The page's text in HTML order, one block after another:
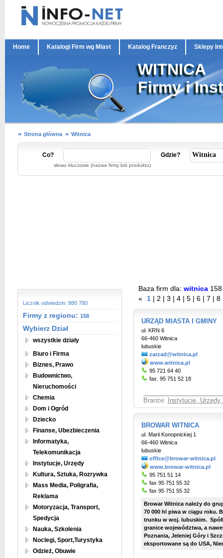
Home Katalogi Firm wg Miast Katalog Franczyz Sklepy
WITNICA
Firmy i
Strona główna Witnica
Co?
słowo kluczowe (nazwa firmy lub produktu)
Gdzie?
Licznik odwiedzin: 880 780
Firmy z regionu: 158
Wybierz Dział
wszystkie działy
Biuro i Firma
Biznes, Prawo
Budownictwo,
Nieruchomości
Chemia
Dom i Ogród
Dziecko
Finanse, Ubezbieczenia
Informatyka,
Telekomunikacja
Instytucje, Urzędy
Kultura, Sztuka, Rozrywka
Mass Media, Poligrafia,
Reklama
Motoryzacja, Transport,
Spedycja
Nauka, Szkolenia
Noclegi, Sport,Turystyka
Odzież, Obuwie
Baza firm dla: witnica 158
«
1 2 3 4 5 6 7 8
URZĄD MIASTA I GMINY
ul. KRN 6
66-460 Witnica
lubuskie
zarzad@witnica.pl
www.witnica.pl
95 721 64 40
fax. 95 751 52 18
Branże: Instytucje,
BROWAR WITNICA
ul. Marii Konopnickiej 1
66-460 Witnica
lubuskie
office@browar-witnica.pl
www.browar-witnica.pl
95 751 51 14
fax 95 751 55 32
fax 95 751 55 32
Browar Witnica należy do
70 000 hl piwa w ciągu roku.
trunku w woj. lubuskim.
granice województwa, a
Poznania, Jeleniej Góry i
eksportowane są do USA,